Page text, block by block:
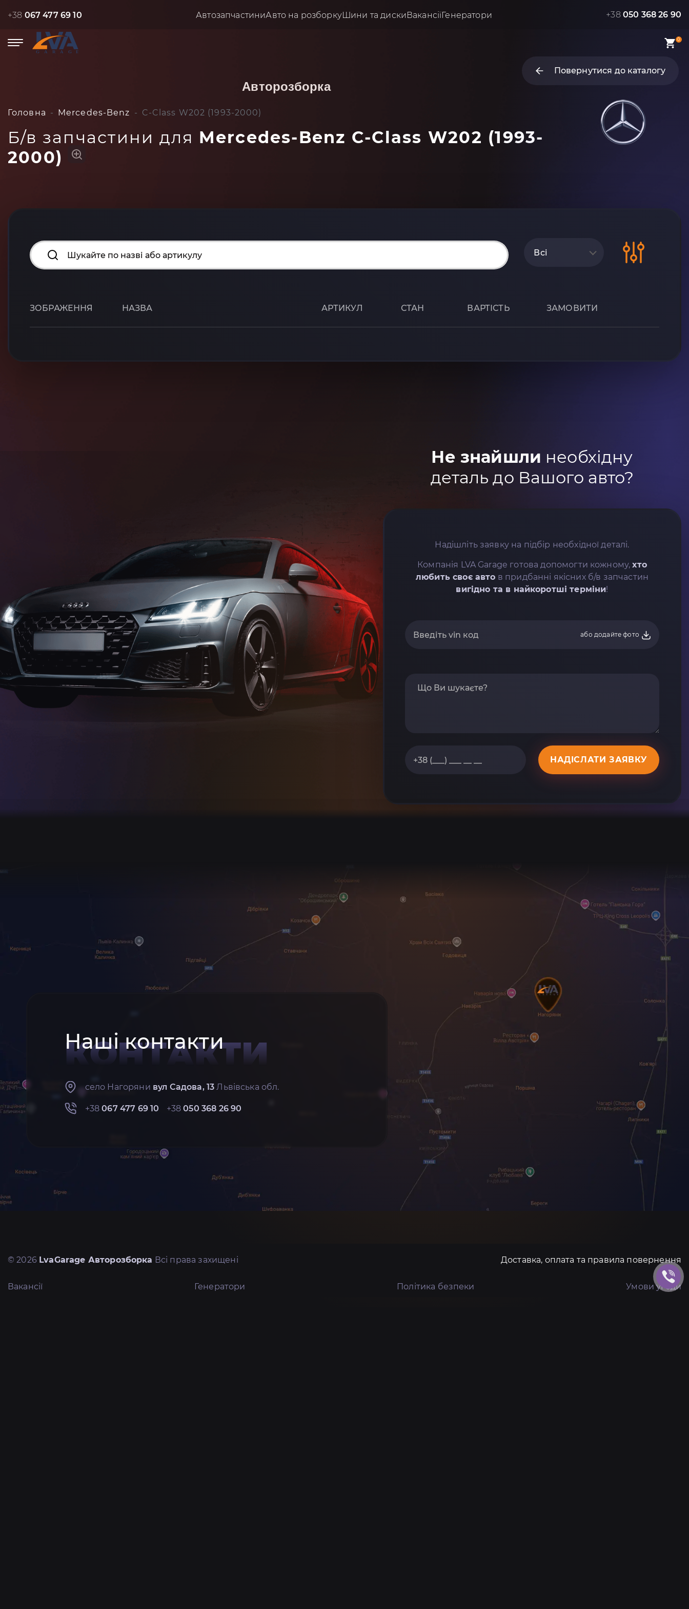
+38 067 477 69 10 АвтозапчастиниАвто на розборкуШини та дискиВакансіїГенератори +38 050 368 26 90
0
Повернутися до каталогу
Авторозборка
Головна Mercedes-Benz C-Class W202 (1993-2000)
Б/в запчастини для Mercedes-Benz C-Class W202 (1993-
2000)
Всі
ЗОБРАЖЕННЯ НАЗВА АРТИКУЛ СТАН ВАРТІСТЬ ЗАМОВИТИ
Не знайшли необхідну
деталь до Вашого авто?
Надішліть заявку на підбір необхідної деталі.
Компанія LVA Garage готова допомогти кожному,хто
любить своє авто в придбанні якісних б/в запчастин
вигідно та в найкоротші терміни!
або додайте фото
НАДІСЛАТИ ЗАЯВКУ
Наші контакти
КОНТАКТИ
село Нагоряни вул Садова, 13 Львівська обл.
+38067 477 69 10 +38050 368 26 90
© 2026 LvaGarage Авторозборка Всі права захищені Доставка, оплата та правила повернення
Вакансії Генератори Політика безпеки Умови угоди